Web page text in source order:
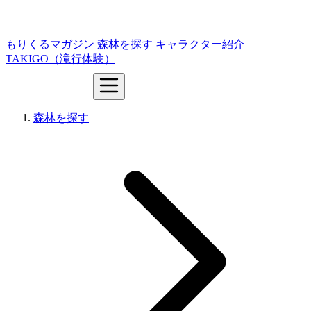
もりくるマガジン 森林を探す キャラクター紹介
TAKIGO（滝行体験）
森林を探す